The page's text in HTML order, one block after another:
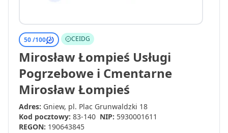
50 /100 CEIDG
Mirosław Łompieś Usługi
Pogrzebowe i Cmentarne
Mirosław Łompieś
Adres: Gniew, pl. Plac Grunwaldzki 18
Kod pocztowy: 83-140 NIP: 5930001611
REGON: 190643845